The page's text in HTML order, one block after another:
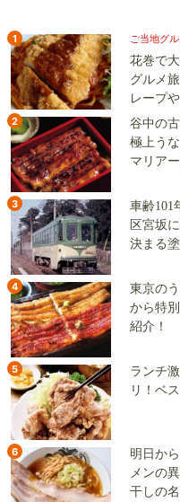
1 ご当地グ
花巻で
グルメ
レープ
2
谷中の
極上う
マリア
3
車齢101
区宮坂
決まる
4
東京の
から特
紹介！
5
ランチ
リ！ベ
6
明日か
メンの
干しの